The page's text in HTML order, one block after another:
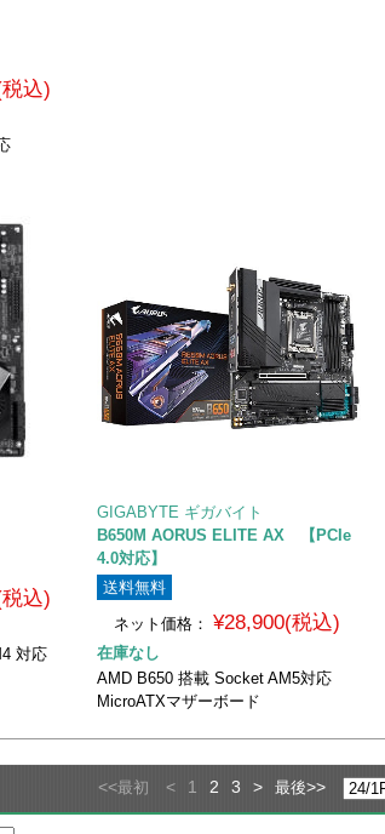
込)
込)
対応
GIGABYTE ギガバイト
B650M AORUS ELITE AX 【PCIe
4.0対応】
送料無料
ネット価格：
¥28,900(税込)
在庫なし
AMD B650 搭載 Socket AM5対応
MicroATXマザーボード
<<最初 < 1 2 3 > 最後>>